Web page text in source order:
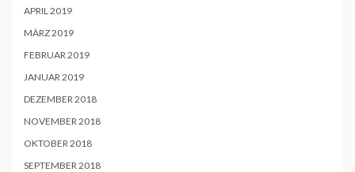
APRIL 2019
MÄRZ 2019
FEBRUAR 2019
JANUAR 2019
DEZEMBER 2018
NOVEMBER 2018
OKTOBER 2018
SEPTEMBER 2018